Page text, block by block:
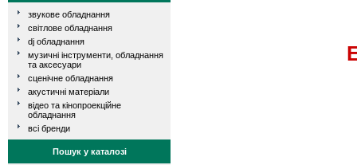
звукове обладнання
світлове обладнання
dj обладнання
музичні інструменти, обладнання
та аксесуари
сценічне обладнання
акустичні матеріали
відео та кінопроекційне
обладнання
всі бренди
Пошук у каталозі